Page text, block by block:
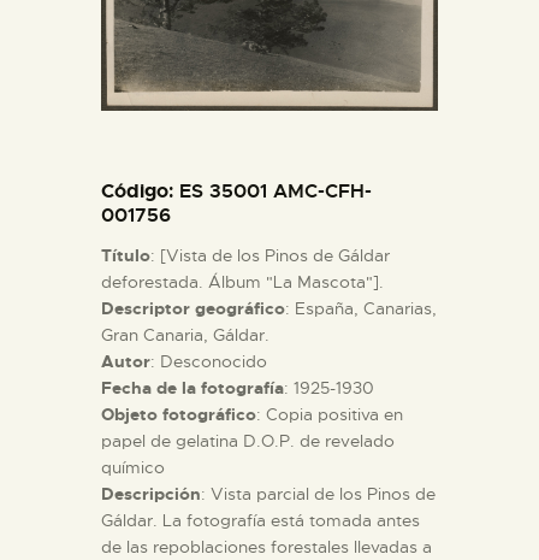
█
EL MUSEO
DIDÁCTICA
ESPAÑOL
Código: ES 35001 AMC-CFH-
001756
Título: [Vista de los Pinos de Gáldar
deforestada. Álbum "La Mascota"].
Descriptor geográfico: España, Canarias,
Gran Canaria, Gáldar.
Autor: Desconocido
Fecha de la fotografía: 1925-1930
Objeto fotográfico: Copia positiva en
papel de gelatina D.O.P. de revelado
químico
Descripción: Vista parcial de los Pinos de
Gáldar. La fotografía está tomada antes
de las repoblaciones forestales llevadas a